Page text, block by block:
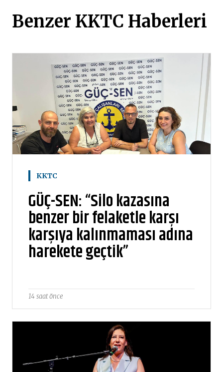
Benzer KKTC Haberleri
KKTC
GÜÇ-SEN: “Silo kazasına
benzer bir felaketle karşı
karşıya kalınmaması adına
harekete geçtik”
14 saat önce